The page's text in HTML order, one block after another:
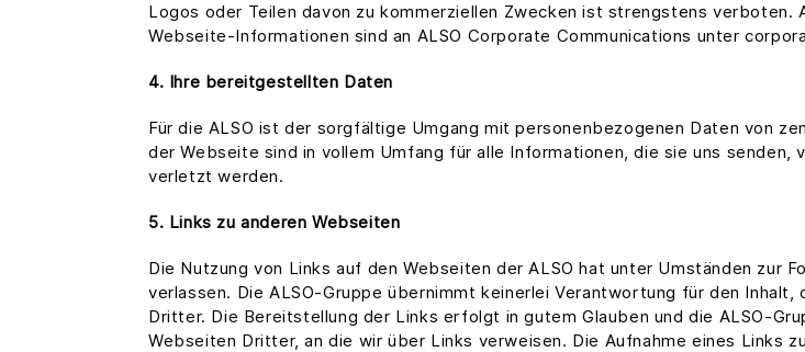
Logos oder Teilen davon zu kommerziellen Zwecken ist strengstens
Webseite-Informationen sind an ALSO Corporate Communications unter
4. Ihre bereitgestellten Daten
Für die ALSO ist der sorgfältige Umgang mit personenbezogenen Daten von
der Webseite sind in vollem Umfang für alle Informationen, die sie uns
verletzt werden.
5. Links zu anderen Webseiten
Die Nutzung von Links auf den Webseiten der ALSO hat unter Umständen zur
verlassen. Die ALSO-Gruppe übernimmt keinerlei Verantwortung für den
Dritter. Die Bereitstellung der Links erfolgt in gutem Glauben und die ALSO-
Webseiten Dritter, an die wir über Links verweisen. Die Aufnahme eines Links